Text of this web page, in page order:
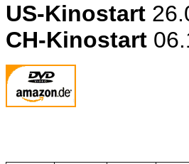
US-Kinostart
CH-Kinostart